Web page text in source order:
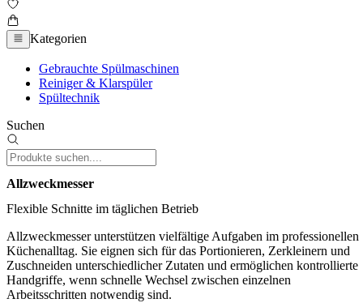
Kategorien
Gebrauchte Spülmaschinen
Reiniger & Klarspüler
Spültechnik
Suchen
Allzweckmesser
Flexible Schnitte im täglichen Betrieb
Allzweckmesser unterstützen vielfältige Aufgaben im professionellen
Küchenalltag. Sie eignen sich für das Portionieren, Zerkleinern und
Zuschneiden unterschiedlicher Zutaten und ermöglichen kontrollierte
Handgriffe, wenn schnelle Wechsel zwischen einzelnen
Arbeitsschritten notwendig sind.